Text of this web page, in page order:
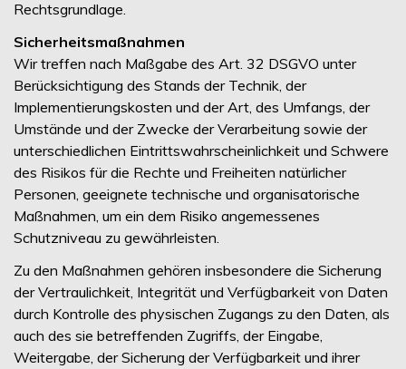
Rechtsgrundlage.
Sicherheitsmaßnahmen
Wir treffen nach Maßgabe des Art. 32 DSGVO unter
Berücksichtigung des Stands der Technik, der
Implementierungskosten und der Art, des Umfangs, der
Umstände und der Zwecke der Verarbeitung sowie der
unterschiedlichen Eintrittswahrscheinlichkeit und Schwere
des Risikos für die Rechte und Freiheiten natürlicher
Personen, geeignete technische und organisatorische
Maßnahmen, um ein dem Risiko angemessenes
Schutzniveau zu gewährleisten.
Zu den Maßnahmen gehören insbesondere die Sicherung
der Vertraulichkeit, Integrität und Verfügbarkeit von Daten
durch Kontrolle des physischen Zugangs zu den Daten, als
auch des sie betreffenden Zugriffs, der Eingabe,
Weitergabe, der Sicherung der Verfügbarkeit und ihrer